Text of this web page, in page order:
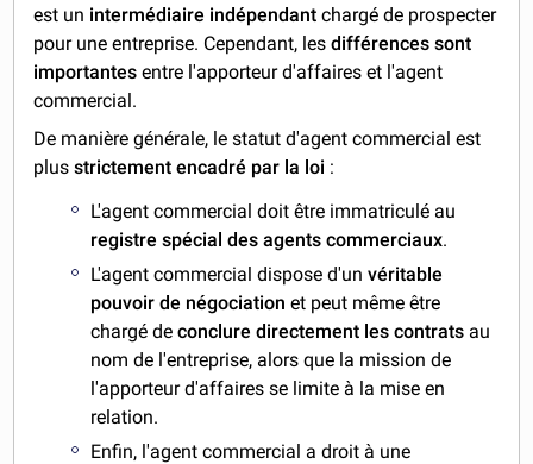
est un intermédiaire indépendant chargé de prospecter
pour une entreprise. Cependant, lesdifférences sont
importantes entre l'apporteur d'affaires et l'agent
commercial.
De manière générale, le statut d'agent commercial est
plusstrictement encadré par la loi :
L'agent commercial doit être immatriculé au
registre spécial des agents commerciaux.
L'agent commercial dispose d'unvéritable
pouvoir de négociation et peut même être
chargé de conclure directement les contrats au
nom de l'entreprise, alors que la mission de
l'apporteur d'affaires se limite à la mise en
relation.
Enfin, l'agent commercial a droit à une